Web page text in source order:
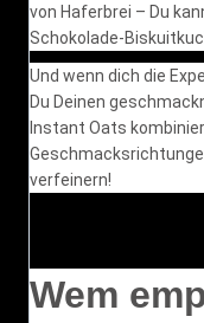
von Haferbrei – Du
Schokolade-
Und wenn dich die
Du Deinen
Instant Oats
verfeinern!
Wem